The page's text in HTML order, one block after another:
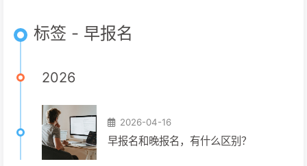
标签 - 早报名
2026
2026-04-16
早报名和晚报名，有什么区别？